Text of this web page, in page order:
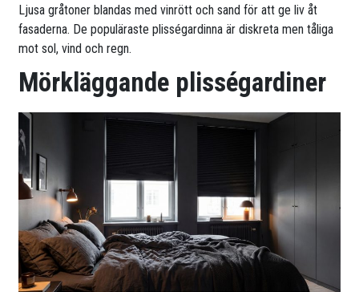
Ljusa gråtoner blandas med vinrött och sand för att ge liv åt
fasaderna. De populäraste plisségardinna är diskreta men tåliga
mot sol, vind och regn.
Mörkläggande plisségardiner